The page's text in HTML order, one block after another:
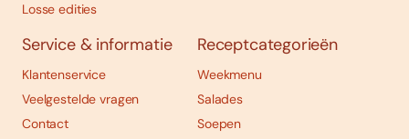
Losse edities
Service & informatie
Klantenservice
Veelgestelde vragen
Contact
Receptcategorieën
Weekmenu
Salades
Soepen